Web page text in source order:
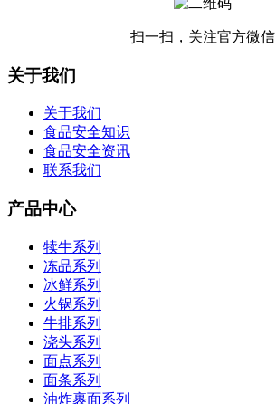
扫一扫，关注官方微信
关于我们
关于我们
食品安全知识
食品安全资讯
联系我们
产品中心
犊牛系列
冻品系列
冰鲜系列
火锅系列
牛排系列
浇头系列
面点系列
面条系列
油炸裹面系列